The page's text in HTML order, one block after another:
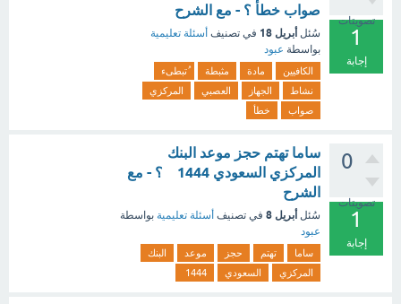
تصويتات
1
إجابة
صواب خطأ ؟ - مع الشرح
سُئل أبريل 18 في تصنيف أسئلة تعليمية
بواسطة عبود
الكافيين مادة مثبطة
ُتبطىء
نشاط
الجهاز العصبي
المركزي
صواب
خطأ
0
تصويتات
1
إجابة
ساما تهتم حجز موعد البنك
المركزي السعودي 1444 ؟ - مع
الشرح
سُئل أبريل 8 في تصنيف أسئلة تعليمية بواسطة
عبود
ساما تهتم حجز موعد
البنك
المركزي
السعودي 1444